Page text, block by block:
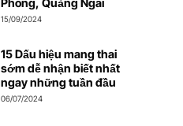
Phong, Quảng Ngãi
15/09/2024
15 Dấu hiệu mang thai
sớm dễ nhận biết nhất
ngay những tuần đầu
06/07/2024